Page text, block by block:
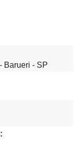
Barueri - SP
: